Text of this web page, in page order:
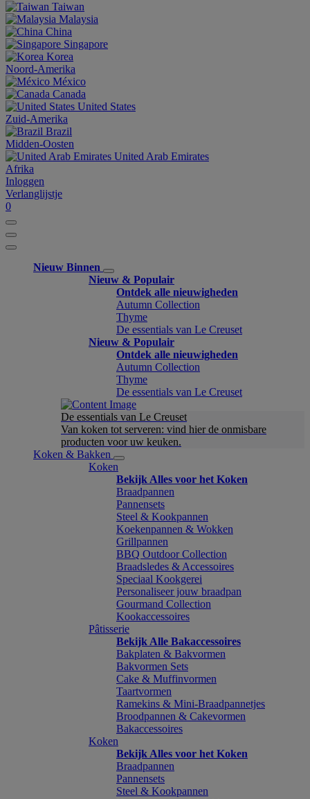
Taiwan
Malaysia
China
Singapore
Korea
Noord-Amerika
México
Canada
United States
Zuid-Amerika
Brazil
Midden-Oosten
United Arab Emirates
Afrika
Inloggen
Verlanglijstje
0
Nieuw Binnen
Nieuw & Populair
Ontdek alle nieuwigheden
Autumn Collection
Thyme
De essentials van Le Creuset
Nieuw & Populair
Ontdek alle nieuwigheden
Autumn Collection
Thyme
De essentials van Le Creuset
De essentials van Le Creuset
Van koken tot serveren: vind hier de onmisbare
producten voor uw keuken.
Koken & Bakken
Koken
Bekijk Alles voor het Koken
Braadpannen
Pannensets
Steel & Kookpannen
Koekenpannen & Wokken
Grillpannen
BBQ Outdoor Collection
Braadsledes & Accessoires
Speciaal Kookgerei
Personaliseer jouw braadpan
Gourmand Collection
Kookaccessoires
Pâtisserie
Bekijk Alle Bakaccessoires
Bakplaten & Bakvormen
Bakvormen Sets
Cake & Muffinvormen
Taartvormen
Ramekins & Mini-Braadpannetjes
Broodpannen & Cakevormen
Bakaccessoires
Koken
Bekijk Alles voor het Koken
Braadpannen
Pannensets
Steel & Kookpannen